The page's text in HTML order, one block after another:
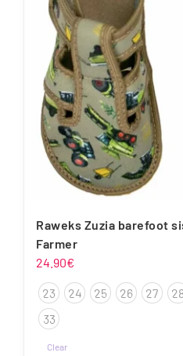
teha
tootelehel.
Raweks Zuzia barefoot
Farmer
24.90€
23 24 25 26 27 28
33
Clear